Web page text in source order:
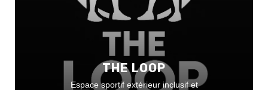
THE LOOP
Espace sportif extérieur inclusif et